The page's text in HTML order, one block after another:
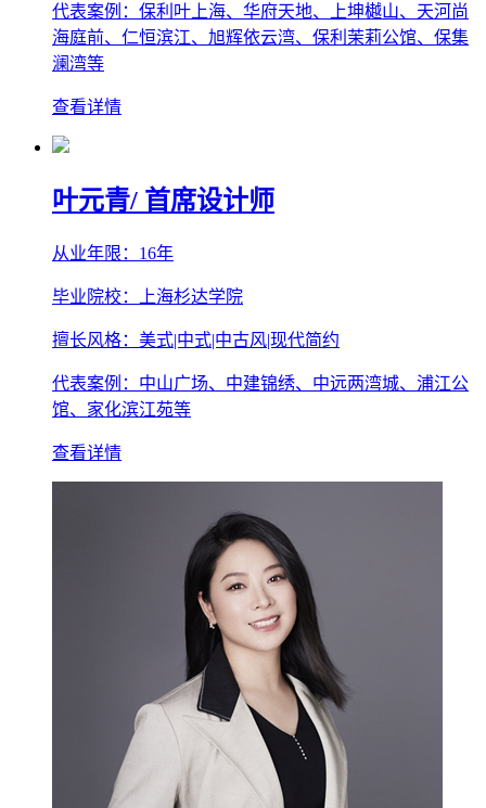
代表案例：保利叶上海、华府天地、上坤樾山、天河尚
海庭前、仁恒滨江、旭辉依云湾、保利茉莉公馆、保集
澜湾等
查看详情
叶元青/ 首席设计师
从业年限：16年
毕业院校：上海杉达学院
擅长风格：美式|中式|中古风|现代简约
代表案例：中山广场、中建锦绣、中远两湾城、浦江公
馆、家化滨江苑等
查看详情